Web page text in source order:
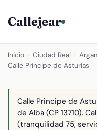
Callejear
Inicio Ciudad Real
Calle Principe de Asturias
Calle Principe de
de Alba (CP 13710).
(tranquilidad 75,